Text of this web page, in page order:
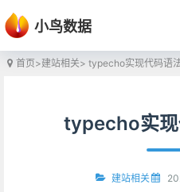
小鸟数据
首页>建站相关> typecho实现代码语
typecho实
建站相关